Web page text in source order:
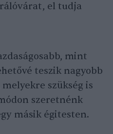
el tudja
mint
teszik nagyobb
szükség is
szeretnénk
másik égitesten.